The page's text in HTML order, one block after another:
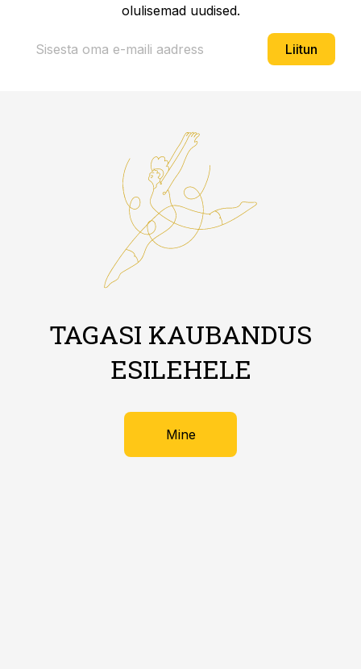
olulisemad uudised.
Liitun
TAGASI KAUBANDUS
ESILEHELE
Mine